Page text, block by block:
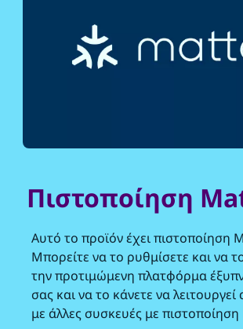
Πιστοποίηση
Αυτό το προϊόν έχει πιστοποίηση
Μπορείτε να το ρυθμίσετε και να
την προτιμώμενη πλατφόρμα
σας και να το κάνετε να
με άλλες συσκευές με